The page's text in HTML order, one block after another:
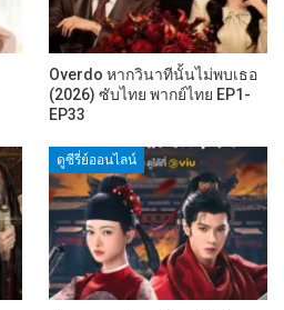
Overdo หากวินาทีนั้นไม่พบเธอ
(2026) ซับไทย พากย์ไทย EP1-
EP33
ดูซีรี่ย์ออนไลน์